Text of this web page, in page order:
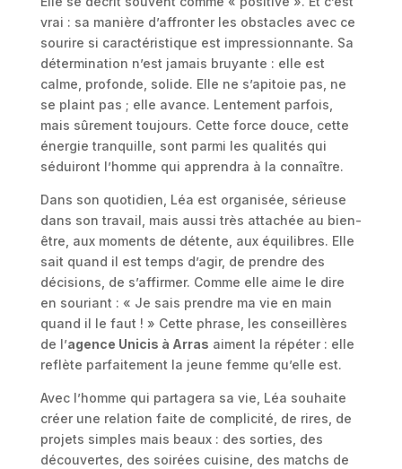
vrai : sa manière d’affronter les obstacles avec ce
sourire si caractéristique est impressionnante. Sa
détermination n’est jamais bruyante : elle est
calme, profonde, solide. Elle ne s’apitoie pas, ne
se plaint pas ; elle avance. Lentement parfois,
mais sûrement toujours. Cette force douce, cette
énergie tranquille, sont parmi les qualités qui
séduiront l’homme qui apprendra à la connaître.
Dans son quotidien, Léa est organisée, sérieuse
dans son travail, mais aussi très attachée au bien-
être, aux moments de détente, aux équilibres. Elle
sait quand il est temps d’agir, de prendre des
décisions, de s’affirmer. Comme elle aime le dire
en souriant : « Je sais prendre ma vie en main
quand il le faut ! » Cette phrase, les conseillères
de l’agence Unicis à Arras aiment la répéter : elle
reflète parfaitement la jeune femme qu’elle est.
Avec l’homme qui partagera sa vie, Léa souhaite
créer une relation faite de complicité, de rires, de
projets simples mais beaux : des sorties, des
découvertes, des soirées cuisine, des matchs de